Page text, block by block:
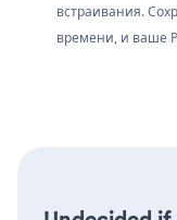
встраивания.
времени, и ваше